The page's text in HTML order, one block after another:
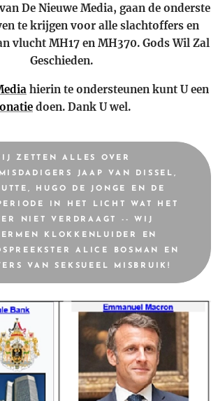
De Nieuwe Media, gaan de onderste
te krijgen voor alle slachtoffers en
vlucht MH17 en MH370. Gods Wil Zal
Geschieden.
hierin te ondersteunen kunt U een
doen. Dank U wel.
ZETTEN ALLES OVER
JAAP VAN DISSEL,
HUGO DE JONGE EN DE
IN HET LICHT WAT HET
NIET VERDRAAGT -- WIJ
KLOKKENLUIDER EN
ALICE BOSMAN EN
VAN SEKSUEEL MISBRUIK!